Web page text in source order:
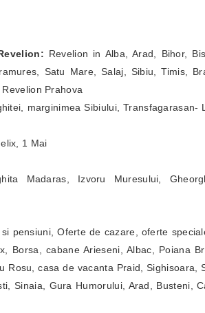
Revelion in Alba, Arad, Bihor,
Satu Mare, Salaj, Sibiu, Timis,
Prahova
marginimea Sibiului, Transfagarasan-
1 Mai
Madaras, Izvoru Muresului,
pensiuni, Oferte de cazare, oferte
Borsa, cabane Arieseni, Albac, Poiana
Rosu, casa de vacanta Praid, Sighisoara,
Sinaia, Gura Humorului, Arad, Busteni,